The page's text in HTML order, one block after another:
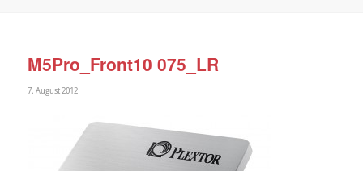
M5Pro_Front10 075_LR
7. August 2012